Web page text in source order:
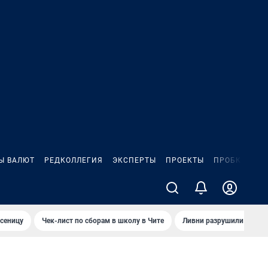
ВАЛЮТ РЕДКОЛЛЕГИЯ ЭКСПЕРТЫ ПРОЕКТЫ ПРОБКИ
Чек-лист по сборам в школу в Чите Ливни разрушили